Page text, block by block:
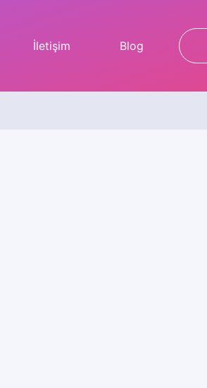
İletişim Blog